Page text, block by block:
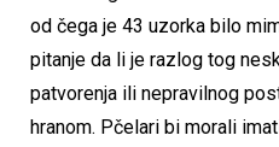
od čega je 43 uzorka bilo
pitanje da li je razlog tog
patvorenja ili nepravilnog
hranom. Pčelari bi morali